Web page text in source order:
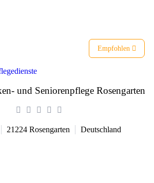
Empfohlen
und Seniorenpflege Rosengarten
21224 Rosengarten Deutschland